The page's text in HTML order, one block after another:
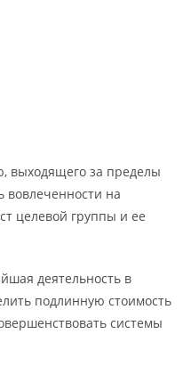
выходящего за пределы
вовлеченности на
целевой группы и ее
деятельность в
подлинную стоимость
системы